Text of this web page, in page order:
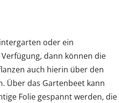
oder ein
dann können die
auch hierin über den
Über das Gartenbeet kann
Folie gespannt werden, die